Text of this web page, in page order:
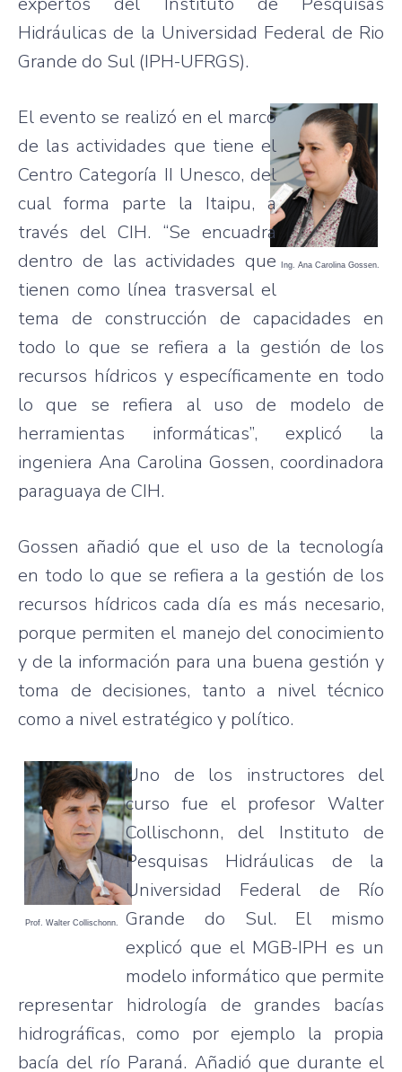
Hidráulicas de la Universidad Federal de Rio
Grande do Sul (IPH-UFRGS).
Ing. Ana Carolina Gossen.
El evento se realizó en el marco
de las actividades que tiene el
Centro Categoría II Unesco, del
cual forma parte la Itaipu, a
través del CIH. “Se encuadra
dentro de las actividades que
tienen como línea trasversal el
tema de construcción de capacidades en
todo lo que se refiera a la gestión de los
recursos hídricos y específicamente en todo
lo que se refiera al uso de modelo de
herramientas informáticas”, explicó la
ingeniera Ana Carolina Gossen, coordinadora
paraguaya de CIH.
Gossen añadió que el uso de la tecnología
en todo lo que se refiera a la gestión de los
recursos hídricos cada día es más necesario,
porque permiten el manejo del conocimiento
y de la información para una buena gestión y
toma de decisiones, tanto a nivel técnico
como a nivel estratégico y político.
Prof. Walter Collischonn.
Uno de los instructores del
curso fue el profesor Walter
Collischonn, del Instituto de
Pesquisas Hidráulicas de la
Universidad Federal de Río
Grande do Sul. El mismo
explicó que el MGB-IPH es un
modelo informático que permite
representar hidrología de grandes bacías
hidrográficas, como por ejemplo la propia
bacía del río Paraná. Añadió que durante el